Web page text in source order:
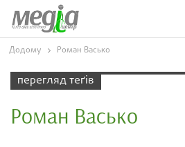
Додому Роман Васько
перегляд теґів
Роман Васько